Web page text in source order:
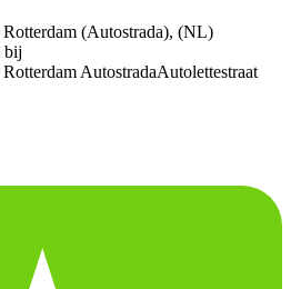
(Autostrada), (NL)
bij
AutostradaAutolettestraat